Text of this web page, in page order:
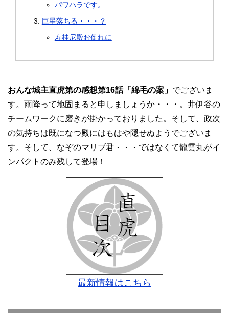
パワハラです。
巨星落ちる・・・？
寿桂尼殿お倒れに
おんな城主直虎第の感想第16話「綿毛の案」 でございま
す。雨降って地固まると申しましょうか・・・。井伊谷の
チームワークに磨きが掛かっておりました。そして、政次
の気持ちは既になつ殿にはもはや隠せぬようでございま
す。そして、なぞのマリブ君・・・ではなくて龍雲丸がイ
ンパクトのみ残して登場！
最新情報はこちら